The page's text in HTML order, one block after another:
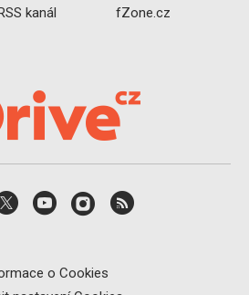
kanál
fZone.cz
o Cookies